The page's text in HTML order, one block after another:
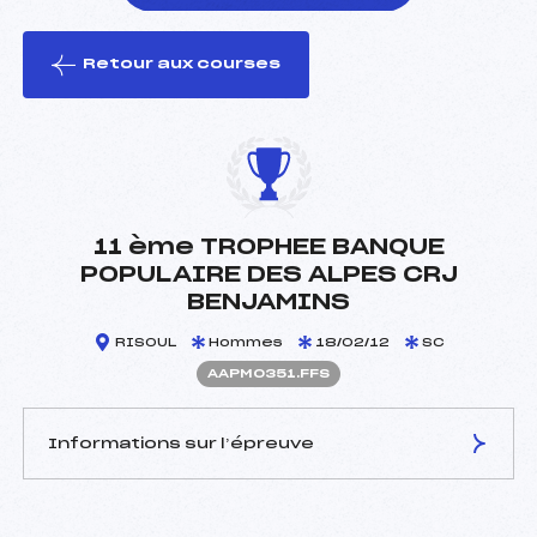
le ski
Retour aux courses
11 ème TROPHEE BANQUE
POPULAIRE DES ALPES CRJ
BENJAMINS
RISOUL Hommes 18/02/12 SC
AAPM0351.FFS
Informations sur l’épreuve